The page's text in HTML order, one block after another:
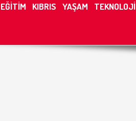
EĞİTİM KIBRIS YAŞAM TEKNOLOJİ